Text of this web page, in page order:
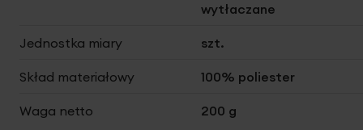
wytłaczane
Jednostka miary szt.
Skład materiałowy 100% poliester
Waga netto 200 g